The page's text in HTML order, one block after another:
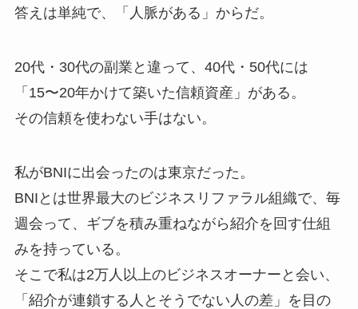
答えは単純で、「人脈がある」からだ。
20代・30代の副業と違って、40代・50代には
「15〜20年かけて築いた信頼資産」がある。
その信頼を使わない手はない。
私がBNIに出会ったのは東京だった。
BNIとは世界最大のビジネスリファラル組織で、毎
週会って、ギブを積み重ねながら紹介を回す仕組
みを持っている。
そこで私は2万人以上のビジネスオーナーと会い、
「紹介が連鎖する人とそうでない人の差」を目の